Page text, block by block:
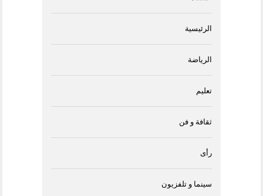
الرئيسية
الرياضة
تعليم
ثقافة و فن
رأى
سينما و تلفزيون